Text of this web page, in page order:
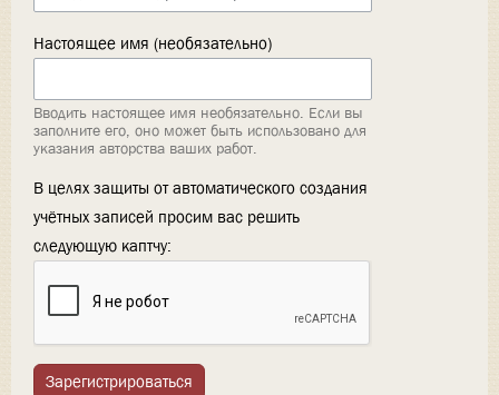
Настоящее имя (необязательно)
Вводить настоящее имя необязательно. Если вы
заполните его, оно может быть использовано для
указания авторства ваших работ.
В целях защиты от автоматического создания
учётных записей просим вас решить
следующую каптчу:
Зарегистрироваться